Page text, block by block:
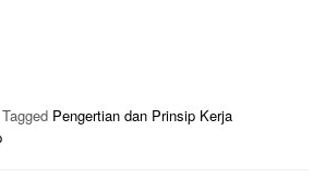
Tagged Pengertian dan Prinsip Kerja